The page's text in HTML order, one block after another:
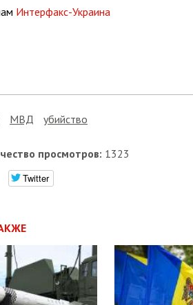
Интерфакс-Украина
МВД убийство
просмотров: 1323
Twitter